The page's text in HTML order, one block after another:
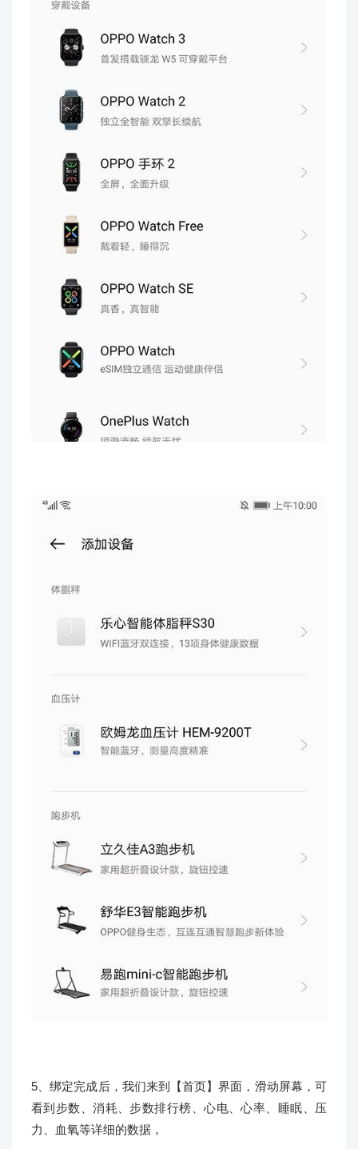
5、绑定完成后，我们来到【首页】界面，滑动屏幕，可
看到步数、消耗、步数排行榜、心电、心率、睡眠、压
力、血氧等详细的数据，